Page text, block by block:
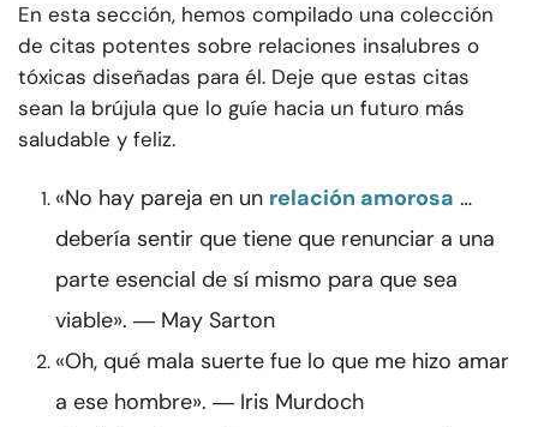
En esta sección, hemos compilado una colección
de citas potentes sobre relaciones insalubres o
tóxicas diseñadas para él. Deje que estas citas
sean la brújula que lo guíe hacia un futuro más
saludable y feliz.
«No hay pareja en un relación amorosa …
debería sentir que tiene que renunciar a una
parte esencial de sí mismo para que sea
viable». ― May Sarton
«Oh, qué mala suerte fue lo que me hizo amar
a ese hombre». ― Iris Murdoch